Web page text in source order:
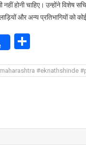
होनी चाहिए। उन्होंने विशेष
और अन्य प्रतिभागियों को
#eknathshinde